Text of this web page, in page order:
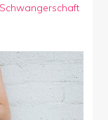
Schwangerschaft